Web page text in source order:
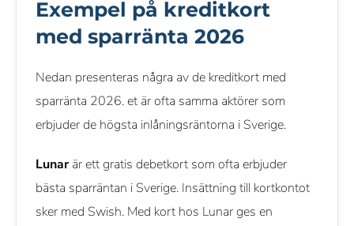
Exempel på kreditkort
med sparränta 2026
Nedan presenteras några av de kreditkort med
sparränta 2026. et är ofta samma aktörer som
erbjuder de högsta inlåningsräntorna i Sverige.
Lunarär ett gratis debetkort som ofta erbjuder
bästa sparräntan i Sverige. Insättning till kortkontot
sker med Swish. Med kort hos Lunar ges en